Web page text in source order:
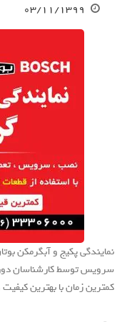
۰۳/۱۱/۱۳۹۹
نمایندگی پکیج و آبگرمکن
سرویس توسط کارشناسان
کمترین زمان با بهترین کیفیت